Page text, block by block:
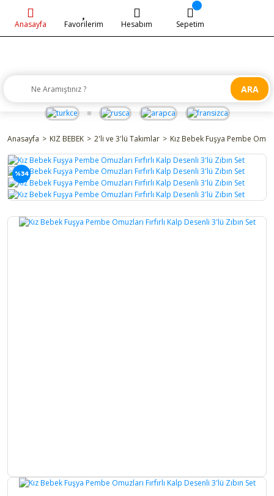
ARA
Anasayfa Favorilerim Hesabım Sepetim
Anasayfa KIZ BEBEK 2'li ve 3'lü Takımlar Kız Bebek Fuşya Pembe
%34